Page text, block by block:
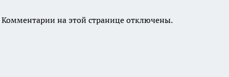
Комментарии на этой странице отключены.